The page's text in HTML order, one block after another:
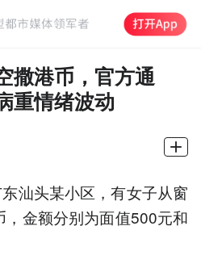
撒港币，官方通
重情绪波动
汕头某小区，有女子从窗
，金额分别为面值500元和